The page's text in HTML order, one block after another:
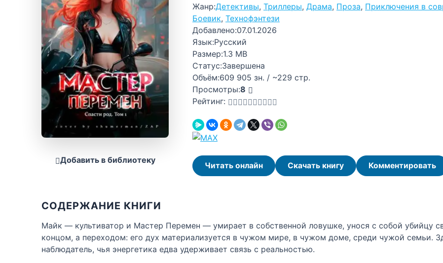
Добавить в библиотеку
Жанр:Детективы, Триллеры, Драма, Проза, Приключения в
Боевик, Технофэнтези
Добавлено:07.01.2026
Язык:Русский
Размер:1.3 MB
Статус:Завершена
Объём:609 905 зн. / ~229 стр.
Просмотры:8
Рейтинг:
Читать онлайн Скачать книгу Комментировать
СОДЕРЖАНИЕ КНИГИ
Майк — культиватор и Мастер Перемен — умирает в собственной ловушке, унося с собой убийцу
концом, а переходом: его дух материализуется в чужом мире, в чужом доме, среди чужой семьи.
наблюдатель, чья энергетика едва удерживает связь с реальностью.